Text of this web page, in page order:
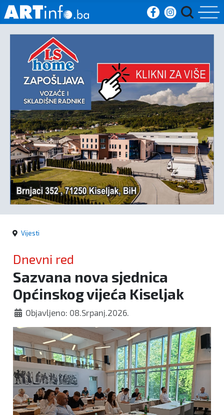
Početna
Vijesti
Sport
Kultura
Crna
kronika
Politika
Vijesti
Dnevni red
Sazvana nova sjednica
Općinskog vijeća Kiseljak
Objavljeno: 08.Srpanj.2026.